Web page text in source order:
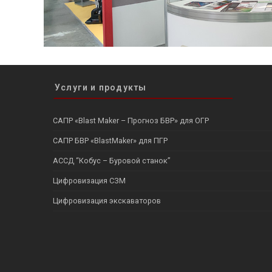
Услуги и продукты
САПР «Blast Maker – Прогноз БВР» для ОГР
САПР БВР «BlastMaker» для ПГР
АССД “Кобус – Буровой станок”
Цифровизация СЗМ
Цифровизация экскаваторов